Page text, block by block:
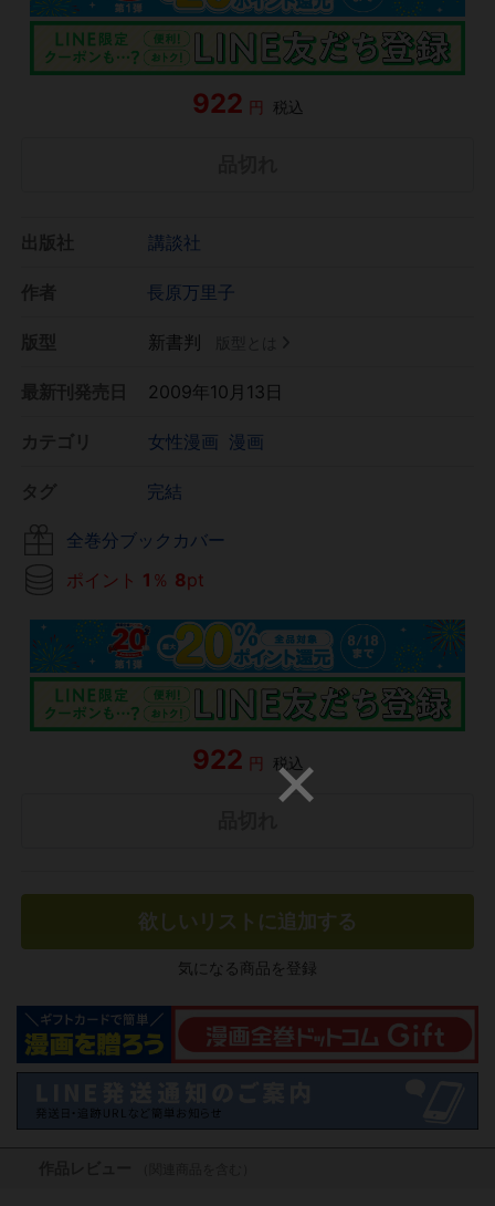
922 円 税込
講談社
長原万里子
新書判
2009年10月13日
女性漫画 漫画
完結
全巻分ブックカバー
ポイント 1 ％ 8pt
922 円 税込
欲しいリストに追加する
気になる商品を登録